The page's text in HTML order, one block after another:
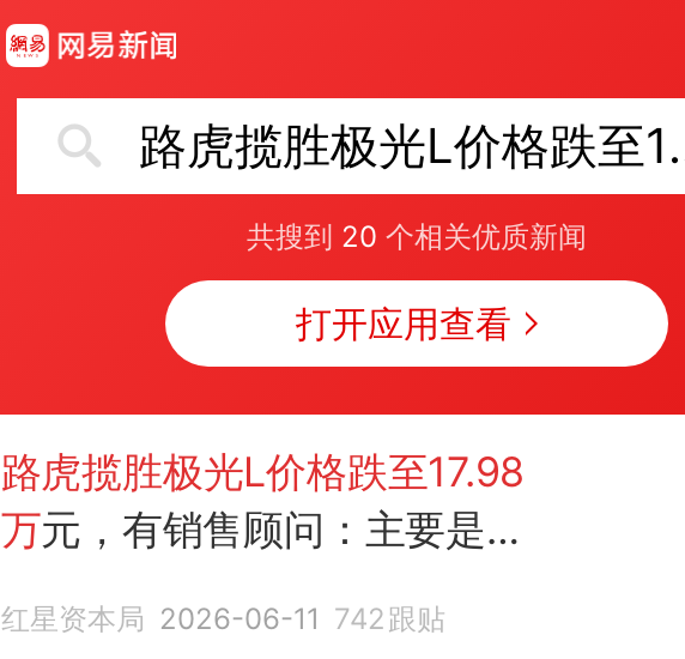
路虎
共搜到 20 个相关优质新闻
打开应用查看
路虎揽胜极光L价格跌至17.98
万元，有销售顾问：主要是因
段
红星资本局 2026-06-11 742 跟贴